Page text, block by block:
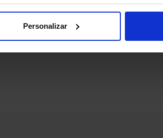
Personalizar
900 815